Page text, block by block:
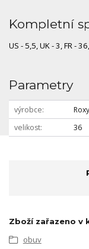
Kompletní
US - 5,5, UK - 3, FR -
Parametry
výrobce
Roxy
velikost
36
Zboží zařazeno v
obuv